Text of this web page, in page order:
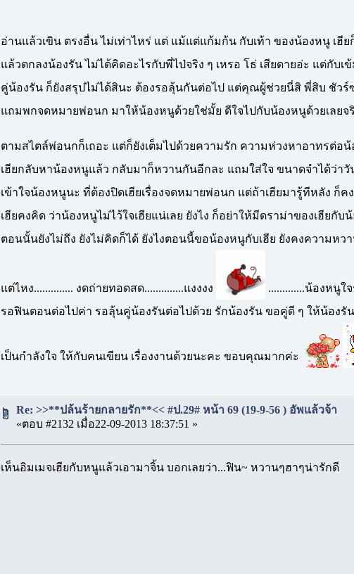
อ่านแล้วเขิน ตรงอื่น ไม่เท่าไหร่ แต่ แม้แต่แก้มก้น กับเท้า ของน้องหนู เฮีย
แล้วตกลงน้องรัน ไม่ได้คิดอะไรกับพี่ไป่จริง ๆ เหรอ โธ่ เสียดายอ่ะ แต่กับเ
คู่น้องรัน ก็ยังสรุปไม่ได้สินะ ต้องรอลุ้นกันต่อไป แต่คุณผู้ช่วยนี่สิ พี่สิบ ชัวร์
แถมพกจดหมายพ่อนก มาให้น้องหนูด้วยใช่มั้ย ดีใจไปกับน้องหนูด้วยเลย
ตามสไตล์พ่อนกก็เถอะ แต่ก็ยังเต็มไปด้วยความรัก ความห่วงหาอาทรต่อ
เฮียกลับหาน้องหนูแล้ว กลับมาก็หวานกันอีกละ แถมใส่ใจ ขนาดจำได้ว่า
เข้าใจน้องหนูนะ ที่ต้องปิดเฮียเรื่องจดหมายพ่อนก แต่ถ้าเฮียมารู้ทีหลัง ก็ค
เฮียคงคิด ว่าน้องหนูไม่ไว้ใจเฮียแน่เลย ยังไง ก็อย่าให้มีดราม่าของเฮีย
ตอนนั้นยังไม่ถึง ยังไม่คิดก็ได้ ยังไงตอนนี้ขอน้องหนูกับเฮีย ยังคงความหว
แต่ไหง.............. งดถ่ายทอดสด..............แงงงง
.............น้องหนูใ
รอฟินตอนต่อไปค่า รอลุ้นคู่น้องรันต่อไปด้วย รักน้องรัน ขอคู่ดี ๆ ให้น้องรั
เป็นกำลังใจ ให้กับคนเขียน เรื่องงานด้วยนะคะ ขอบคุณมากค่ะ
Re: >>**ปล้นร้ายกลายรัก**<< #ป.29# หน้า 69 (19-9-56 ) อัพแล้วจ้า
«ตอบ #2132 เมื่อ22-09-2013 18:37:51 »
เห็นอิมเมจเฮียกับหนูแล้วเอามาจิ้น บอกเลยว่า...ฟิน~ หวานๆฮาๆน่ารักดี